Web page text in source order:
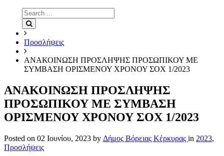
Search
for:
Προσλήψεις
ΑΝΑΚΟΙΝΩΣΗ ΠΡΟΣΛΗΨΗΣ ΠΡΟΣΩΠΙΚΟΥ ΜΕ
ΣΥΜΒΑΣΗ ΟΡΙΣΜΕΝΟΥ ΧΡΟΝΟΥ ΣΟΧ 1/2023
ΑΝΑΚΟΙΝΩΣΗ ΠΡΟΣΛΗΨΗΣ
ΠΡΟΣΩΠΙΚΟΥ ΜΕ ΣΥΜΒΑΣΗ
ΟΡΙΣΜΕΝΟΥ ΧΡΟΝΟΥ ΣΟΧ 1/2023
Posted on 02 Ιουνίου, 2023 by Δήμος Βόρειας Κέρκυρας in 2023,
Προσλήψεις